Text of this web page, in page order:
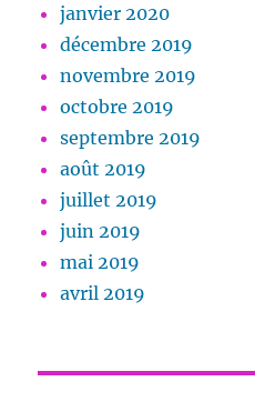
janvier 2020
décembre 2019
novembre 2019
octobre 2019
septembre 2019
août 2019
juillet 2019
juin 2019
mai 2019
avril 2019